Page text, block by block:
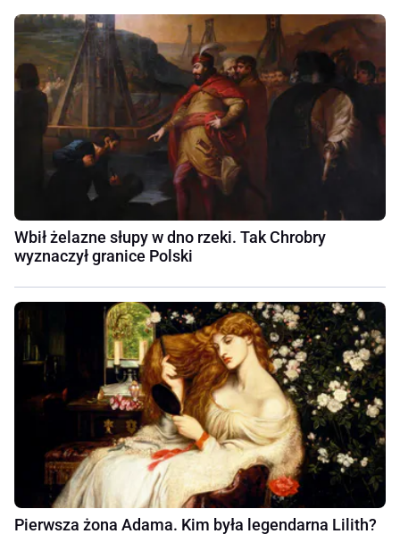
Wbił żelazne słupy w dno rzeki. Tak Chrobry
wyznaczył granice Polski
Pierwsza żona Adama. Kim była legendarna Lilith?